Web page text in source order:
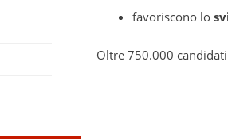
favoriscono lo
Oltre 750.000